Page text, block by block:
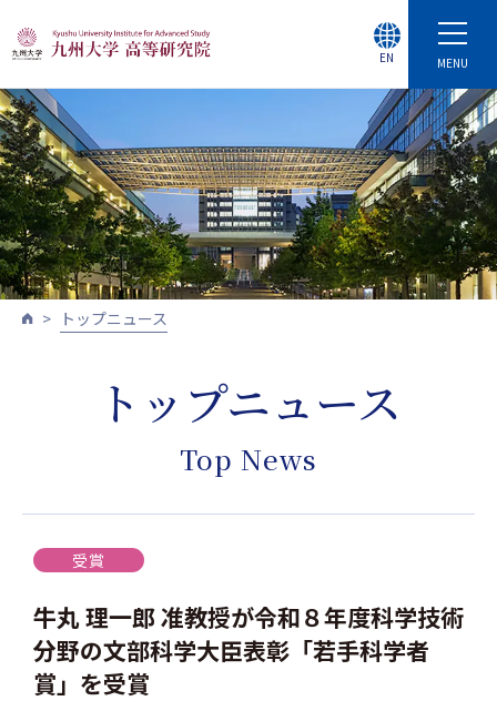
MENU
EN
トップニュース
トップニュース
Top News
受賞
牛丸 理一郎 准教授が令和８年度科学技術
分野の文部科学大臣表彰「若手科学者
賞」を受賞